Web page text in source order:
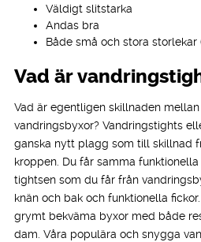
Väldigt slitstarka
Andas bra
Både små och stora storlekar
Vad är
Vad är egentligen skillnaden
vandringsbyxor? Vandringstights
ganska nytt plagg som till skillnad
kroppen. Du får samma
tightsen som du får från
knän och bak och funktionella
grymt bekväma byxor med både
dam. Våra populära och snygga